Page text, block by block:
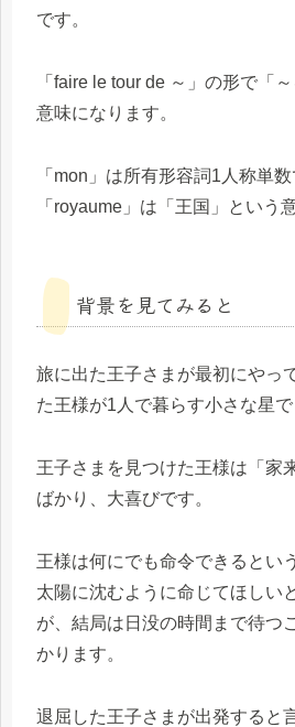
です。
「faire le tour de ～」の形で「
意味になります。
「mon」は所有形容詞1人称単数
「royaume」は「王国」という
背景を見てみると
旅に出た王子さまが最初にやっ
た王様が1人で暮らす小さな星で
王子さまを見つけた王様は「家
ばかり、大喜びです。
王様は何にでも命令できるとい
太陽に沈むように命じてほしい
が、結局は日没の時間まで待つ
かります。
退屈した王子さまが出発すると